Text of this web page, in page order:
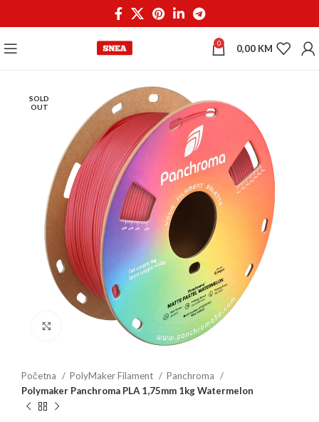
0 0,00 KM
SOLD
OUT
Click to enlarge
Početna PolyMaker Filament
Panchroma
Polymaker Panchroma PLA 1,75mm 1kg Watermelon